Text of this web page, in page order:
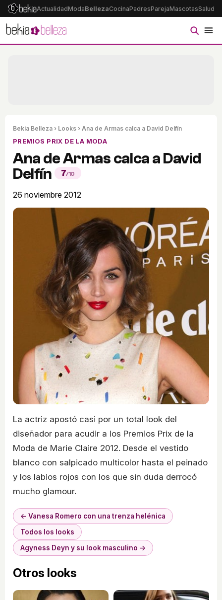
ActualidadModaBellezaCocinaPadresParejaMascotasSalud
Bekia Belleza › Looks › Ana de Armas calca a David Delfín
PREMIOS PRIX DE LA MODA
Ana de Armas calca a David
Delfín
7/10
26 noviembre 2012
La actriz apostó casi por un total look del
diseñador para acudir a los Premios Prix de la
Moda de Marie Claire 2012. Desde el vestido
blanco con salpicado multicolor hasta el peinado
y los labios rojos con los que sin duda derrocó
mucho glamour.
← Vanesa Romero con una trenza helénica
Todos los looks
Agyness Deyn y su look masculino →
Otros looks